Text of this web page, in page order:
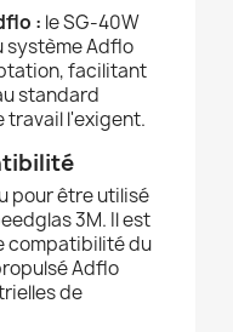
: le SG-40W
système Adflo
facilitant
standard
travail l'exigent.
pour être utilisé
3M. Il est
compatibilité du
Adflo
de